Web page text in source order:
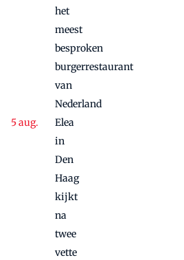
het
meest
besproken
burgerrestaurant
van
Nederland
Elea
in
Den
Haag
kijkt
na
twee
vette